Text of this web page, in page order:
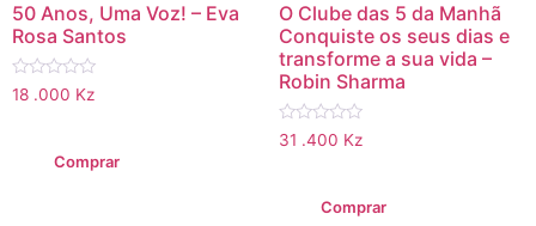
50 Anos, Uma Voz! – Eva
Rosa Santos
Avaliação
0
18 .000 Kz
Comprar
O Clube das 5 da Manhã
Conquiste os seus dias e
transforme a sua vida –
Robin Sharma
Avaliação
0
31 .400 Kz
Comprar